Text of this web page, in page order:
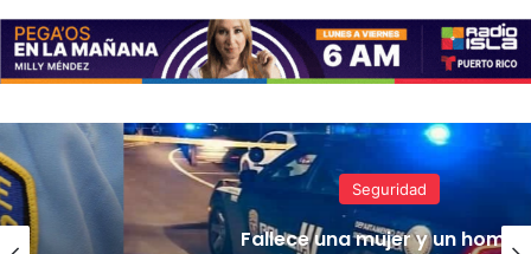
Seguridad
Fallece una mujer y un hombre